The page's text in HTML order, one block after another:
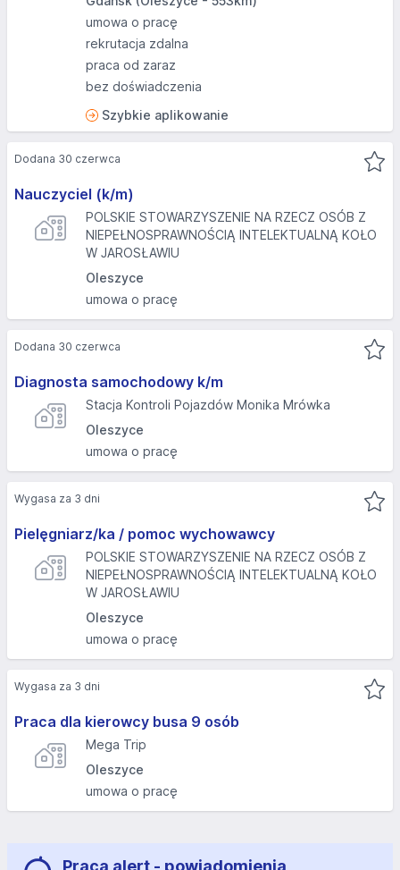
umowa o pracę
rekrutacja zdalna
praca od zaraz
bez doświadczenia
Szybkie aplikowanie
Nauczyciel (k/m)
POLSKIE STOWARZYSZENIE NA RZECZ OSÓB Z
NIEPEŁNOSPRAWNOŚCIĄ INTELEKTUALNĄ KOŁO
W JAROSŁAWIU
Oleszyce
umowa o pracę
Dodana 30 czerwca
Diagnosta samochodowy k/m
Stacja Kontroli Pojazdów Monika Mrówka
Oleszyce
umowa o pracę
Dodana 30 czerwca
Pielęgniarz/ka / pomoc wychowawcy
POLSKIE STOWARZYSZENIE NA RZECZ OSÓB Z
NIEPEŁNOSPRAWNOŚCIĄ INTELEKTUALNĄ KOŁO
W JAROSŁAWIU
Oleszyce
umowa o pracę
Wygasa za 3 dni
Praca dla kierowcy busa 9 osób
Mega Trip
Oleszyce
umowa o pracę
Wygasa za 3 dni
Praca alert - powiadomienia